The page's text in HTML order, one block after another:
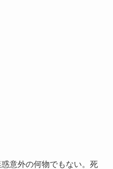
意外の何物でもない。死